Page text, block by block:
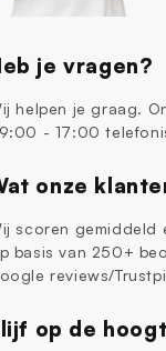
je vragen?
helpen je graag.
- 17:00
onze
scoren gemiddeld
basis van 250+
reviews/
op de